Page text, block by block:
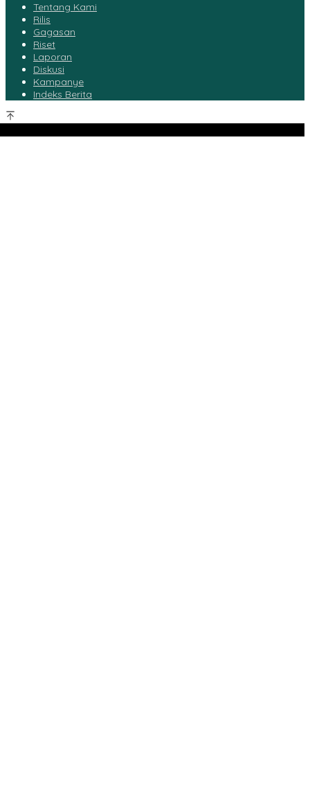
Tentang Kami
Rilis
Gagasan
Riset
Laporan
Diskusi
Kampanye
Indeks Berita